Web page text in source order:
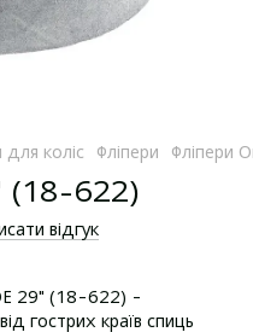
для коліс Фліпери Фліпери
(18-622)
відгук
29" (18-622) -
гострих країв спиць